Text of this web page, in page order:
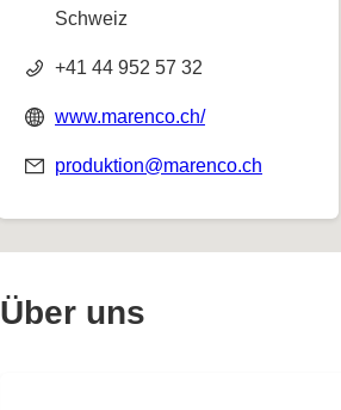
Schweiz
+41 44 952 57 32
www.marenco.ch/
produktion@marenco.ch
Über uns